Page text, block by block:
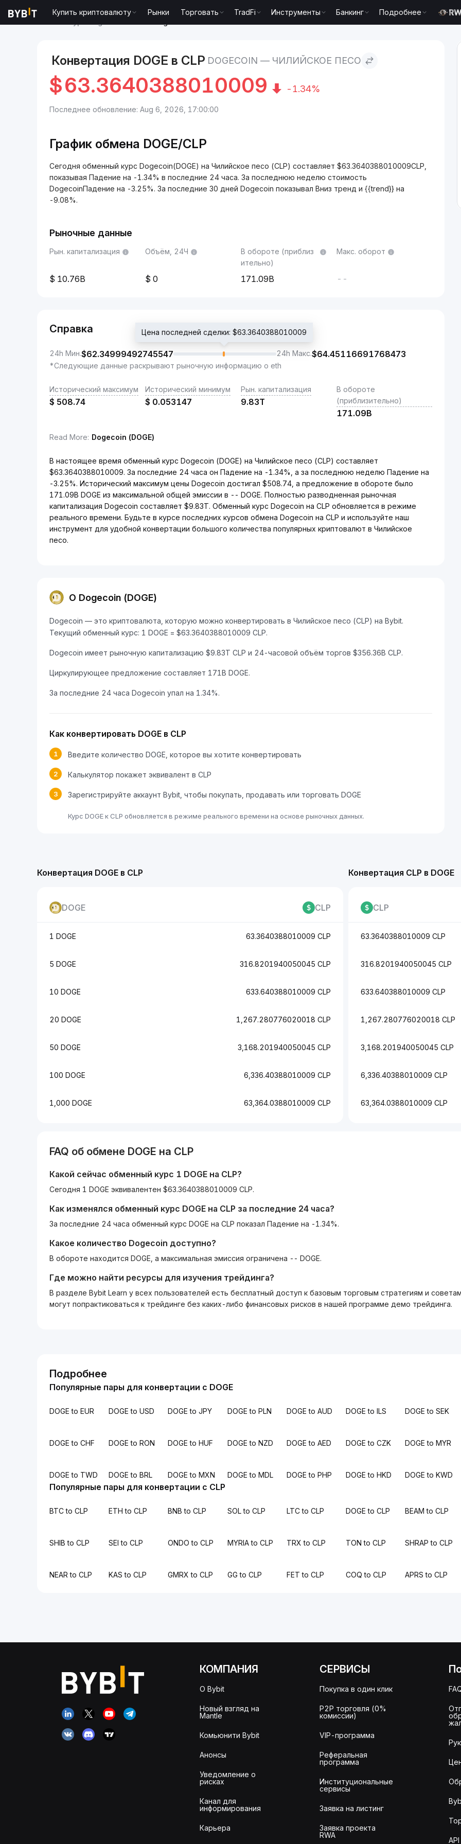
Купить криптовалюту Рынки Торговать TradFi Инструменты Банкинг
Подробнее
Конвертация DOGE в CLP DOGECOIN — ЧИЛИЙСКОЕ ПЕСО
$63.3640388010009 -1.34%
Последнее обновление: Aug 6, 2026, 17:00:00
График обмена DOGE/CLP
Сегодня обменный курс Dogecoin(DOGE) на Чилийское песо (CLP) составляет $63.3640388010009CLP,
показывая Падение на -1.34% в последние 24 часа. За последнюю неделю стоимость
DogecoinПадение на -3.25%. За последние 30 дней Dogecoin показывал Вниз тренд и {{trend}} на
-9.08%.
Рыночные данные
Рын. капитализация
10.76B
Объём, 24Ч
0
В обороте (приблиз
ительно)
171.09B
Макс. оборот
--
Справка
24h Мин.$62.34999492745547
Цена последней сделки: $63.3640388010009
24h Макс.$64.45116691768473
*Следующие данные раскрывают рыночную информацию о eth
Исторический максимум
$ 508.74
Исторический минимум
$ 0.053147
Рын. капитализация
9.83T
В обороте
(приблизительно)
171.09B
Read More: Dogecoin (DOGE)
В настоящее время обменный курс Dogecoin (DOGE) на Чилийское песо (CLP) составляет
$63.3640388010009. За последние 24 часа он Падение на -1.34%, а за последнюю неделю Падение на
-3.25%. Исторический максимум цены Dogecoin достигал $508.74, а предложение в обороте было
171.09B DOGE из максимальной общей эмиссии в -- DOGE. Полностью разводненная рыночная
капитализация Dogecoin составляет $9.83T. Обменный курс Dogecoin на CLP обновляется в режиме
реального времени. Будьте в курсе последних курсов обмена Dogecoin на CLP и используйте наш
инструмент для удобной конвертации большого количества популярных криптовалют в Чилийское
песо.
О Dogecoin (DOGE)
Dogecoin — это криптовалюта, которую можно конвертировать в Чилийское песо (CLP) на Bybit.
Текущий обменный курс: 1 DOGE = $63.3640388010009 CLP.
Dogecoin имеет рыночную капитализацию $9.83T CLP и 24-часовой объём торгов $356.36B CLP.
Циркулирующее предложение составляет 171B DOGE.
За последние 24 часа Dogecoin упал на 1.34%.
Как конвертировать DOGE в CLP
1 Введите количество DOGE, которое вы хотите конвертировать
2 Калькулятор покажет эквивалент в CLP
3 Зарегистрируйте аккаунт Bybit, чтобы покупать, продавать или торговать DOGE
Курс DOGE к CLP обновляется в режиме реального времени на основе рыночных данных.
Конвертация DOGE в CLP
DOGE CLP
1 DOGE 63.3640388010009 CLP
5 DOGE 316.8201940050045 CLP
10 DOGE 633.640388010009 CLP
20 DOGE 1,267.280776020018 CLP
50 DOGE 3,168.201940050045 CLP
100 DOGE 6,336.40388010009 CLP
1,000 DOGE 63,364.0388010009 CLP
Конвертация CLP в DOGE
CLP
63.3640388010009 CLP
316.8201940050045 CLP
633.640388010009 CLP
1,267.280776020018 CLP
3,168.201940050045 CLP
6,336.40388010009 CLP
63,364.0388010009 CLP
FAQ об обмене DOGE на CLP
Какой сейчас обменный курс 1 DOGE на CLP?
Сегодня 1 DOGE эквивалентен $63.3640388010009 CLP.
Как изменялся обменный курс DOGE на CLP за последние 24 часа?
За последние 24 часа обменный курс DOGE на CLP показал Падение на -1.34%.
Какое количество Dogecoin доступно?
В обороте находится DOGE, а максимальная эмиссия ограничена -- DOGE.
Где можно найти ресурсы для изучения трейдинга?
В разделе Bybit Learn у всех пользователей есть бесплатный доступ к базовым торговым стратегиям и
могут попрактиковаться к трейдинге без каких-либо финансовых рисков в нашей программе демо трейдинга.
Подробнее
Популярные пары для конвертации с DOGE
DOGE to EUR DOGE to USD DOGE to JPY DOGE to PLN DOGE to AUD DOGE to ILS DOGE to SEK
DOGE to CHF DOGE to RON DOGE to HUF DOGE to NZD DOGE to AED DOGE to CZK DOGE to MYR
DOGE to TWD DOGE to BRL DOGE to MXN DOGE to MDL DOGE to PHP DOGE to HKD DOGE to KWD
Популярные пары для конвертации с CLP
BTC to CLP ETH to CLP BNB to CLP SOL to CLP LTC to CLP DOGE to CLP BEAM to CLP
SHIB to CLP SEI to CLP ONDO to CLP MYRIA to CLP TRX to CLP TON to CLP SHRAP to CLP
NEAR to CLP KAS to CLP GMRX to CLP GG to CLP FET to CLP COQ to CLP APRS to CLP
КОМПАНИЯ
О Bybit
Новый взгляд на
Mantle
Комьюнити Bybit
Анонсы
Уведомление о
рисках
Канал для
информирования
Карьера
СЕРВИСЫ
Покупка в один клик
P2P торговля (0%
комиссии)
VIP-программа
Реферальная
программа
Институциональные
сервисы
Заявка на листинг
Заявка проекта
RWA
API